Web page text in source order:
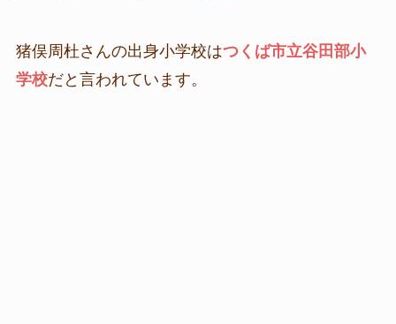
猪俣周杜さんの出身小学校はつくば市立谷田部小
学校だと言われています。